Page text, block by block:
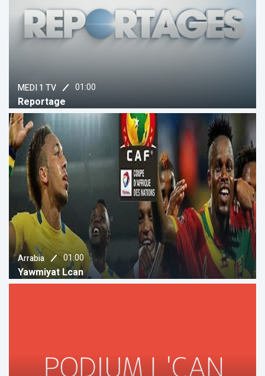
MEDI 1 TV 01:00
Reportage
Arrabia 01:00
Yawmiyat Lcan